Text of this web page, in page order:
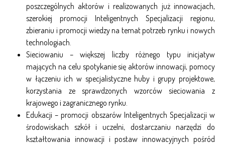
poszczególnych aktorów i realizowanych już innowacjach,
szerokiej promocji Inteligentnych Specjalizacji regionu,
zbieraniu i promocji wiedzy na temat potrzeb rynku i nowych
technologiach.
Sieciowaniu – większej liczby różnego typu inicjatyw
mających na celu spotykanie się aktorów innowacji, pomocy
w łączeniu ich w specjalistyczne huby i grupy projektowe,
korzystania ze sprawdzonych wzorców sieciowania z
krajowego i zagranicznego rynku.
Edukacji – promocji obszarów Inteligentnych Specjalizacji w
środowiskach szkół i uczelni, dostarczaniu narzędzi do
kształtowania innowacji i postaw innowacyjnych pośród